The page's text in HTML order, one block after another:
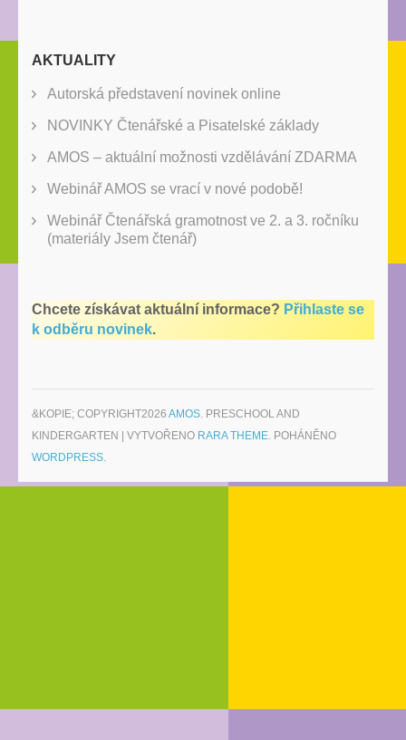
AKTUALITY
Autorská představení novinek online
NOVINKY Čtenářské a Pisatelské základy
AMOS – aktuální možnosti vzdělávání ZDARMA
Webinář AMOS se vrací v nové podobě!
Webinář Čtenářská gramotnost ve 2. a 3. ročníku
(materiály Jsem čtenář)
Chcete získávat aktuální informace? Přihlaste se
k odběru novinek.
&KOPIE; COPYRIGHT2026 AMOS. PRESCHOOL AND
KINDERGARTEN | VYTVOŘENO RARA THEME. POHÁNĚNO
WORDPRESS.